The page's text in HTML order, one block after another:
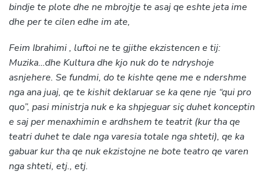
bindje te plote dhe ne mbrojtje te asaj qe eshte jeta ime
dhe per te cilen edhe im ate,
Feim Ibrahimi , luftoi ne te gjithe ekzistencen e tij:
Muzika…dhe Kultura dhe kjo nuk do te ndryshoje
asnjehere. Se fundmi, do te kishte qene me e ndershme
nga ana juaj, qe te kishit deklaruar se ka qene nje “qui pro
quo”, pasi ministrja nuk e ka shpjeguar siç duhet konceptin
e saj per menaxhimin e ardhshem te teatrit (kur tha qe
teatri duhet te dale nga varesia totale nga shteti), qe ka
gabuar kur tha qe nuk ekzistojne ne bote teatro qe varen
nga shteti, etj., etj.